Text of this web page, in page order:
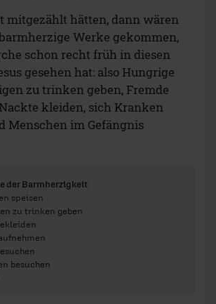
mitgezählt hätten, dann wären
Werke gekommen,
schon recht früh in diesen
gesehen hat: also Hungrige
zu trinken geben, Fremde
kleiden, sich Kranken
Menschen im Gefängnis
der Barmherzigkeit
speisen
zu trinken geben
besuchen